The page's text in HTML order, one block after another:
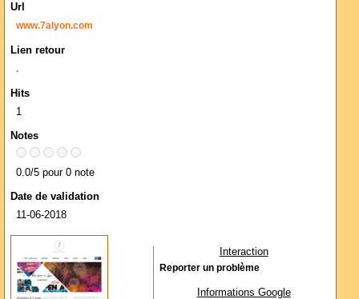
Url
www.7alyon.com
Lien retour
.
Hits
1
Notes
0.0/5 pour 0 note
Date de validation
11-06-2018
Interaction
Reporter un problème
Informations Google